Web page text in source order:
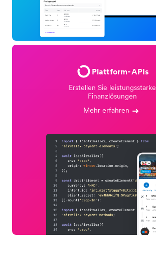
Plattform-APIs
Erstellen Sie leistungsstarke
Finanzlösungen
Mehr erfahren